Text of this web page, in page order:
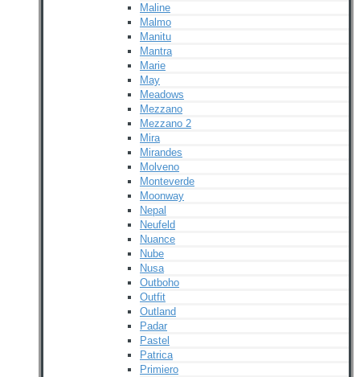
Maline
Malmo
Manitu
Mantra
Marie
May
Meadows
Mezzano
Mezzano 2
Mira
Mirandes
Molveno
Monteverde
Moonway
Nepal
Neufeld
Nuance
Nube
Nusa
Outboho
Outfit
Outland
Padar
Pastel
Patrica
Primiero